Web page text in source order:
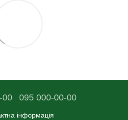
00 095 000-00-00
інформація